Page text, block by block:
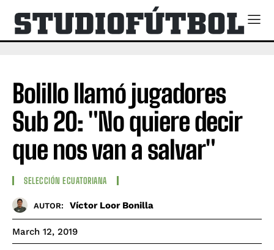
Bolillo llamó jugadores
Sub 20: "No quiere decir
que nos van a salvar"
SELECCIÓN ECUATORIANA
AUTOR: Víctor Loor Bonilla
March 12, 2019